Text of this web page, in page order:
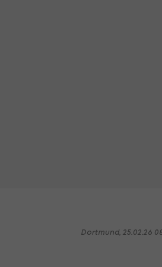
Dortmund, 25.02.26